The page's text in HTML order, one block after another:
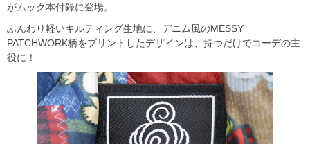
がムック本付録に登場。
ふんわり軽いキルティング生地に、デニム風のMESSY
PATCHWORK柄をプリントしたデザインは、持つだけでコーデの主
役に！